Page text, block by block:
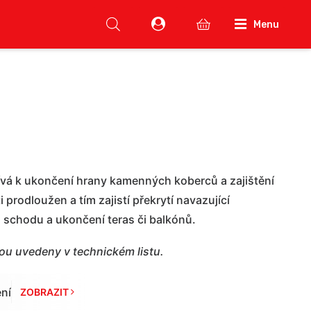
Menu
k ukončení hrany kamenných koberců a zajištění
prodloužen a tím zajistí překrytí navazující
a ukončení teras či balkónů.
uvedeny v technickém listu.
ZOBRAZIT